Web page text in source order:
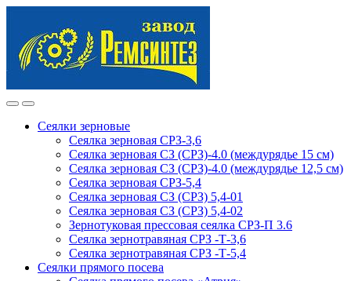
navigation
content
Сеялки зерновые
Сеялка зерновая СРЗ-3,6
Сеялка зерновая СЗ (СРЗ)-4.0 (междурядье 15 см)
Сеялка зерновая СЗ (СРЗ)-4.0 (междурядье 12,5 см)
Сеялка зерновая СРЗ-5,4
Сеялка зерновая СЗ (СРЗ) 5,4-01
Сеялка зерновая СЗ (СРЗ) 5,4-02
Зернотуковая прессовая сеялка СРЗ-П 3.6
Сеялка зернотравяная СРЗ -Т-3,6
Сеялка зернотравяная СРЗ -Т-5,4
Сеялки прямого посева